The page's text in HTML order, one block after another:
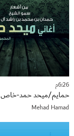
6:26م
حمايم/ميحد حمد-خاص
Mehad Hamad